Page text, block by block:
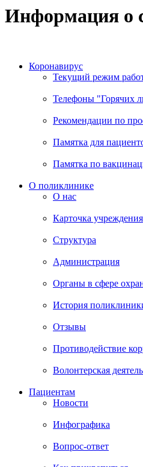
Информация о
Коронавирус
Текущий режим
Телефоны "Горячих
Рекомендации по
Памятка для
Памятка по
О поликлинике
О нас
Карточка учреждения
Структура
Администрация
Органы в сфере
История
Отзывы
Противодействие
Волонтерская
Пациентам
Новости
Инфографика
Вопрос-ответ